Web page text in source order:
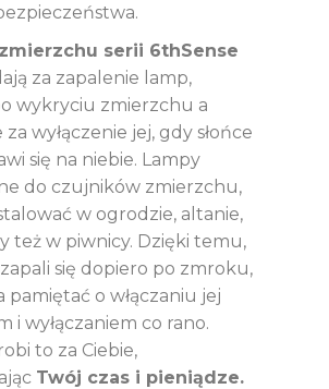
serii 6thSense
za zapalenie lamp,
wykryciu zmierzchu a
wyłączenie jej, gdy słońce
się na niebie. Lampy
do czujników zmierzchu,
w ogrodzie, altanie,
też w piwnicy. Dzięki temu,
się dopiero po zmroku,
pamiętać o włączaniu jej
i wyłączaniem co rano.
to za Ciebie,
Twój czas i pieniądze.